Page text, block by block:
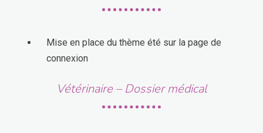
Mise en place du thème été sur la page de
connexion
Vétérinaire – Dossier médical